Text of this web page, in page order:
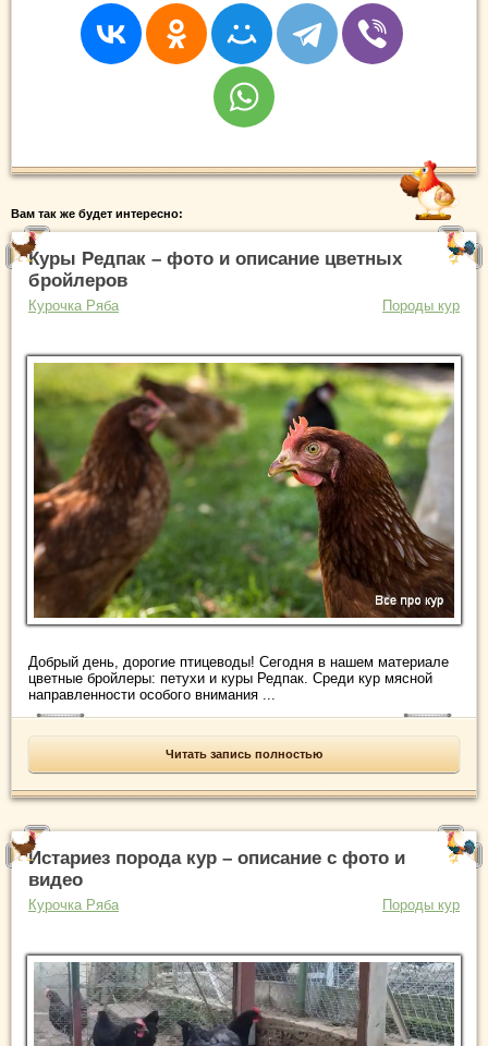
Вам так же будет интересно:
Куры Редпак – фото и описание цветных
бройлеров
Курочка Ряба Породы кур
Добрый день, дорогие птицеводы! Сегодня в нашем материале
цветные бройлеры: петухи и куры Редпак. Среди кур мясной
направленности особого внимания ...
Читать запись полностью
Истариез порода кур – описание с фото и
видео
Курочка Ряба Породы кур